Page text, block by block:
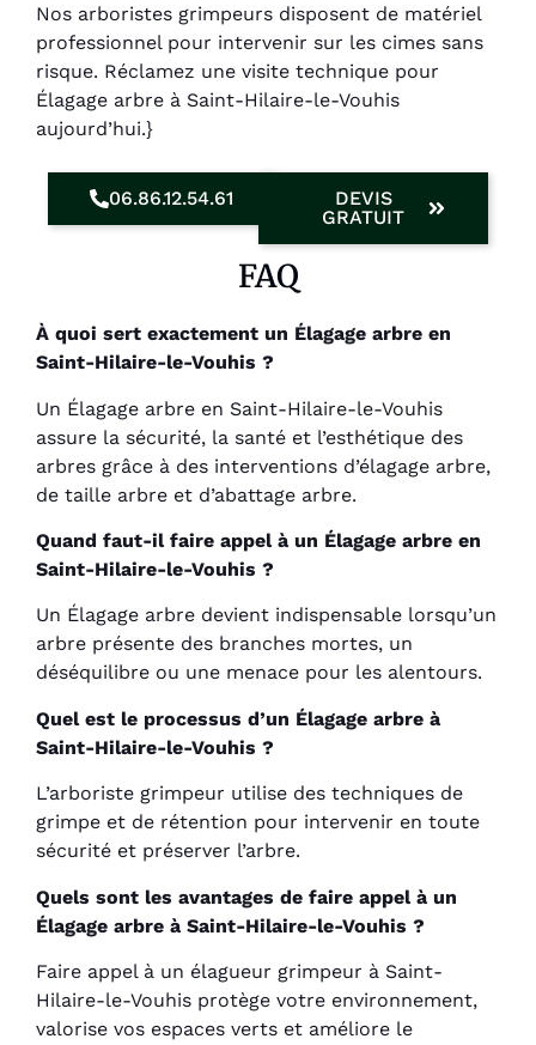
Nos arboristes grimpeurs disposent de matériel
professionnel pour intervenir sur les cimes sans
risque. Réclamez une visite technique pour
Élagage arbre à Saint-Hilaire-le-Vouhis
aujourd’hui.}
06.86.12.54.61
DEVIS
GRATUIT
FAQ
À quoi sert exactement un Élagage arbre en
Saint-Hilaire-le-Vouhis ?
Un Élagage arbre en Saint-Hilaire-le-Vouhis
assure la sécurité, la santé et l’esthétique des
arbres grâce à des interventions d’élagage arbre,
de taille arbre et d’abattage arbre.
Quand faut-il faire appel à un Élagage arbre en
Saint-Hilaire-le-Vouhis ?
Un Élagage arbre devient indispensable lorsqu’un
arbre présente des branches mortes, un
déséquilibre ou une menace pour les alentours.
Quel est le processus d’un Élagage arbre à
Saint-Hilaire-le-Vouhis ?
L’arboriste grimpeur utilise des techniques de
grimpe et de rétention pour intervenir en toute
sécurité et préserver l’arbre.
Quels sont les avantages de faire appel à un
Élagage arbre à Saint-Hilaire-le-Vouhis ?
Faire appel à un élagueur grimpeur à Saint-
Hilaire-le-Vouhis protège votre environnement,
valorise vos espaces verts et améliore le